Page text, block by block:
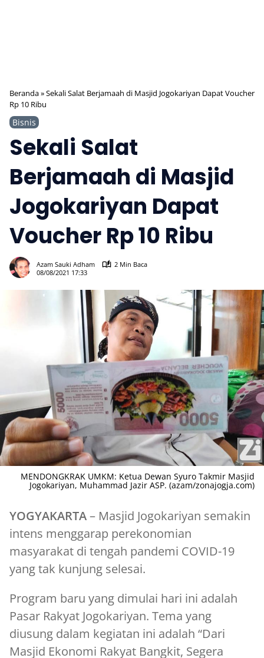
Beranda»Sekali Salat Berjamaah di Masjid Jogokariyan Dapat Voucher
Rp 10 Ribu
Bisnis
Sekali Salat
Berjamaah di Masjid
Jogokariyan Dapat
Voucher Rp 10 Ribu
Azam Sauki Adham
2 Min Baca
08/08/2021 17:33
MENDONGKRAK UMKM: Ketua Dewan Syuro Takmir Masjid
Jogokariyan, Muhammad Jazir ASP. (azam/zonajogja.com)
YOGYAKARTA– Masjid Jogokariyan semakin
intens menggarap perekonomian
masyarakat di tengah pandemi COVID-19
yang tak kunjung selesai.
Program baru yang dimulai hari ini adalah
Pasar Rakyat Jogokariyan. Tema yang
diusung dalam kegiatan ini adalah “Dari
Masjid Ekonomi Rakyat Bangkit, Segera